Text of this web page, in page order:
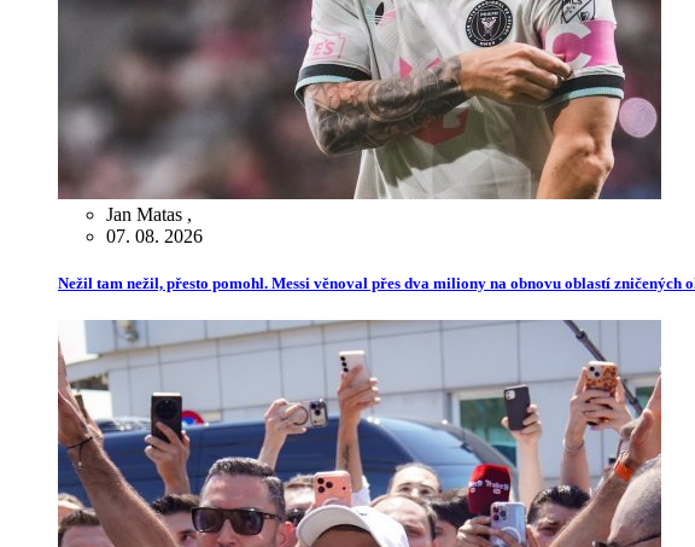
Jan Matas ,
07. 08. 2026
Nežil tam nežil, přesto pomohl. Messi věnoval přes dva miliony na obnovu oblastí zničených